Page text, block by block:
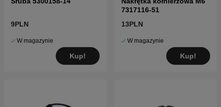
9PLN
W magazynie
Kup!
7317116-51
13PLN
W magazynie
Kup!